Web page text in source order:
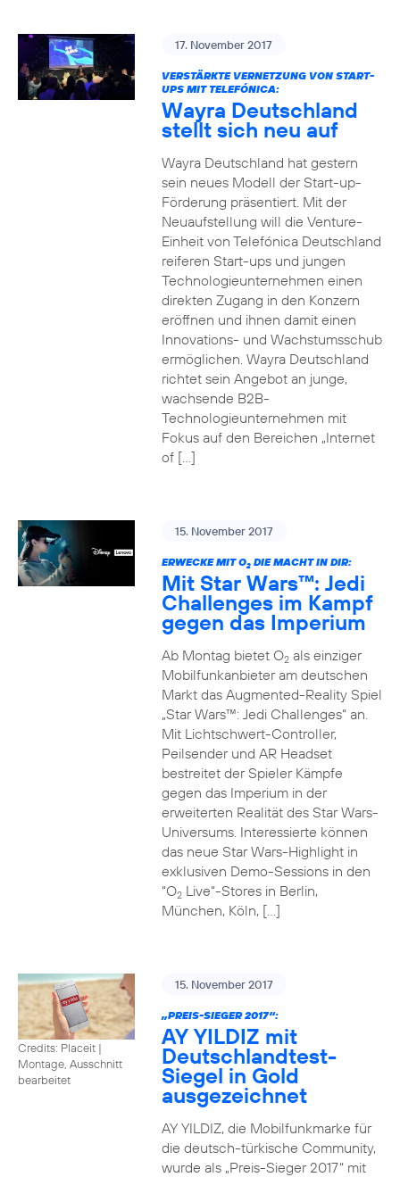
17. November 2017
VERSTÄRKTE VERNETZUNG VON START-
UPS MIT TELEFÓNICA:
Wayra Deutschland
stellt sich neu auf
Wayra Deutschland hat gestern
sein neues Modell der Start-up-
Förderung präsentiert. Mit der
Neuaufstellung will die Venture-
Einheit von Telefónica Deutschland
reiferen Start-ups und jungen
Technologieunternehmen einen
direkten Zugang in den Konzern
eröffnen und ihnen damit einen
Innovations- und Wachstumsschub
ermöglichen. Wayra Deutschland
richtet sein Angebot an junge,
wachsende B2B-
Technologieunternehmen mit
Fokus auf den Bereichen „Internet
of […]
15. November 2017
ERWECKE MIT O2DIE MACHT IN DIR:
Mit Star Wars™: Jedi
Challenges im Kampf
gegen das Imperium
Ab Montag bietet O2als einziger
Mobilfunkanbieter am deutschen
Markt das Augmented-Reality Spiel
„Star Wars™: Jedi Challenges“ an.
Mit Lichtschwert-Controller,
Peilsender und AR Headset
bestreitet der Spieler Kämpfe
gegen das Imperium in der
erweiterten Realität des Star Wars-
Universums. Interessierte können
das neue Star Wars-Highlight in
exklusiven Demo-Sessions in den
“O2Live“-Stores in Berlin,
München, Köln, […]
Credits: Placeit |
Montage, Ausschnitt
bearbeitet
15. November 2017
„PREIS-SIEGER 2017“:
AY YILDIZ mit
Deutschlandtest-
Siegel in Gold
ausgezeichnet
AY YILDIZ, die Mobilfunkmarke für
die deutsch-türkische Community,
wurde als „Preis-Sieger 2017“ mit